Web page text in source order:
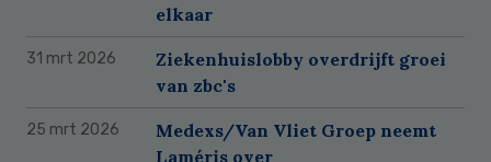
elkaar
31 mrt 2026
Ziekenhuislobby overdrijft groei
van zbc's
25 mrt 2026
Medexs/Van Vliet Groep neemt
Laméris over